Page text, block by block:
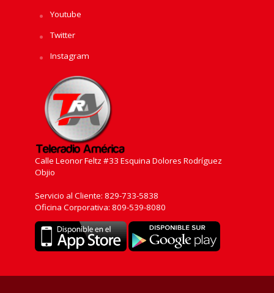
Youtube
Twitter
Instagram
Calle Leonor Feltz #33 Esquina Dolores Rodríguez
Objio
Servicio al Cliente: 829-733-5838
Oficina Corporativa: 809-539-8080